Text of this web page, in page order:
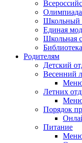
Олимпиада
Школьный
Единая
Школьная
Библиотека
Родителям
Детский
Весенний
Летних
Порядок
Питание